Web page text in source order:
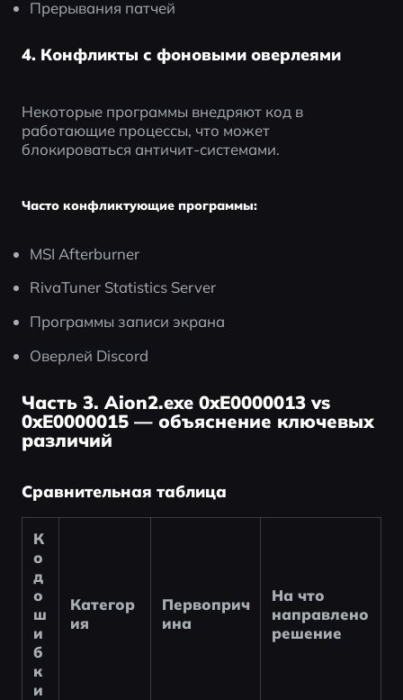
Прерывания патчей
4. Конфликты с фоновыми оверлеями
Некоторые программы внедряют код в
работающие процессы, что может
блокироваться античит-системами.
Часто конфликтующие программы:
MSI Afterburner
RivaTuner Statistics Server
Программы записи экрана
Оверлей Discord
Часть 3. Aion2.exe 0xE0000013 vs
0xE0000015 — объяснение ключевых
различий
Сравнительная таблица
К
о
д
о
ш
и
б
к
и
Категор
ия
Первоприч
ина
На что
направлено
решение